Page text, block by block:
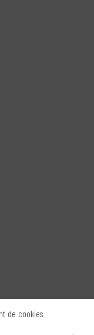
de cookies